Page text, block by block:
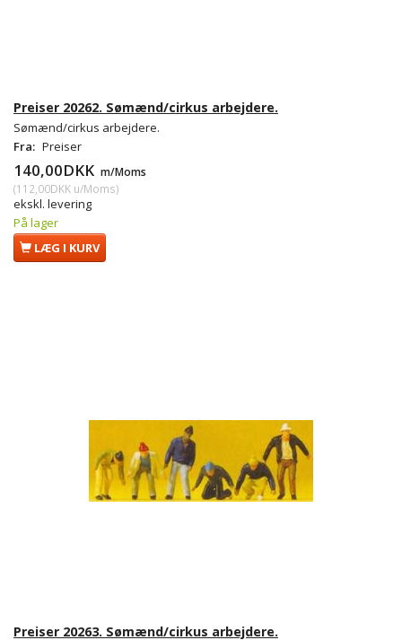
Preiser 20262. Sømænd/cirkus arbejdere.
Sømænd/cirkus arbejdere.
Fra: Preiser
140,00DKK m/Moms
(112,00DKK u/Moms)
ekskl. levering
På lager
LÆG I KURV
Preiser 20263. Sømænd/cirkus arbejdere.